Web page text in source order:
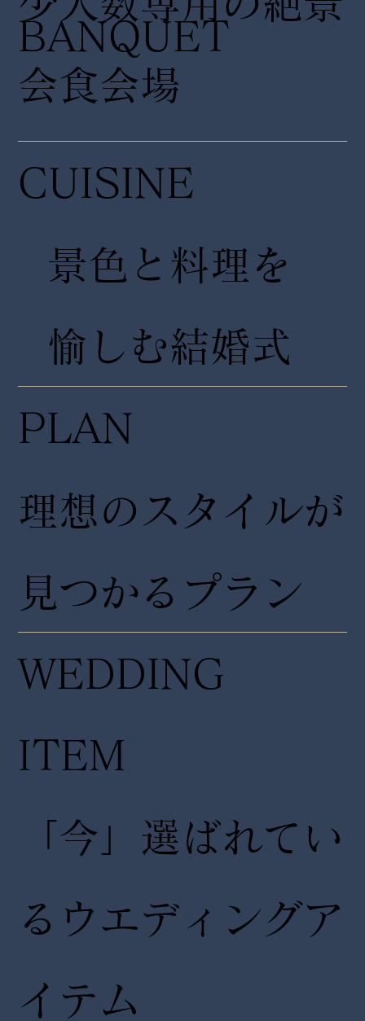
CUISINE
景色と料理を
愉しむ結婚式
PLAN
理想のスタイルが
見つかるプラン
WEDDING
ITEM
「今」選ばれてい
るウエディングア
イテム
会食会場
​BANQUET